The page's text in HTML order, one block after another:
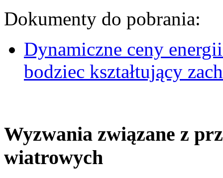
Dokumenty do pobrania:
Dynamiczne ceny
bodziec kształtujący
Wyzwania związane z
wiatrowych